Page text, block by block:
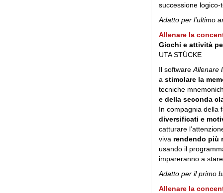
successione logico-
Adatto per l'ultimo
Allenare la
Giochi e attività
UTA STÜCKE
Il softwareAllenare
a stimolare la
tecniche
e della seconda
In compagnia della
diversificati e
catturare
viva rendendo più
usando il
impareranno a
Adatto per il primo
Allenare la